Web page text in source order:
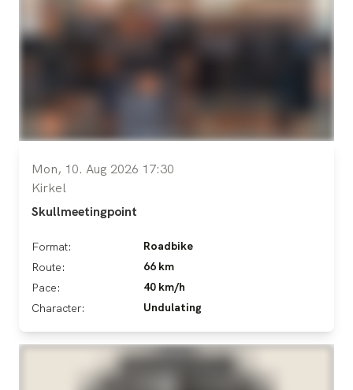
Mon, 10. Aug 2026 17:30
Kirkel
Skullmeetingpoint
Format:
Roadbike
Route:
66 km
Pace:
40 km/h
Character:
Undulating